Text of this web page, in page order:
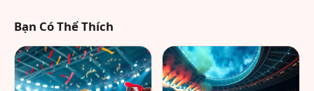
Bạn Có Thể Thích